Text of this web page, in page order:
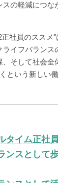
の軽減につな
社員のススメ
イフバランス
そして社会全
という新しい
タイム正社
ンスとして